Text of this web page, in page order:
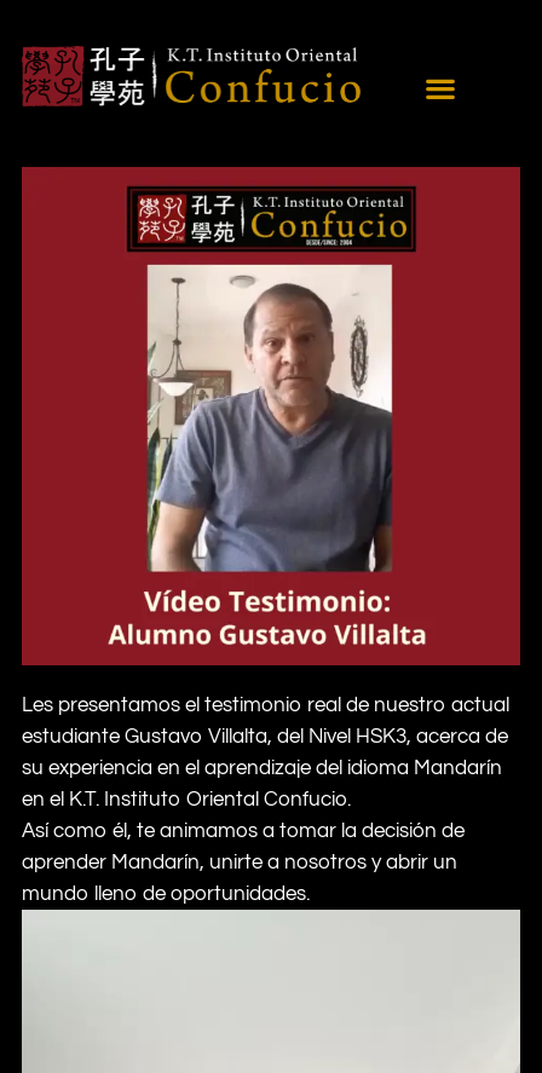
Les presentamos el testimonio real de nuestro actual
estudiante Gustavo Villalta, del Nivel HSK3, acerca de
su experiencia en el aprendizaje del idioma Mandarín
en el K.T. Instituto Oriental Confucio.
Así como él, te animamos a tomar la decisión de
aprender Mandarín, unirte a nosotros y abrir un
mundo lleno de oportunidades.